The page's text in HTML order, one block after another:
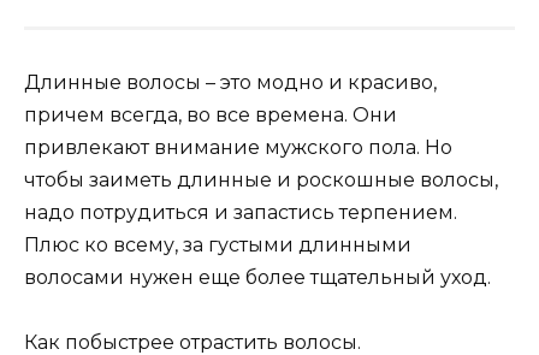
Длинные волосы – это модно и красиво,
причем всегда, во все времена. Они
привлекают внимание мужского пола. Но
чтобы заиметь длинные и роскошные волосы,
надо потрудиться и запастись терпением.
Плюс ко всему, за густыми длинными
волосами нужен еще более тщательный уход.
Как побыстрее отрастить волосы.